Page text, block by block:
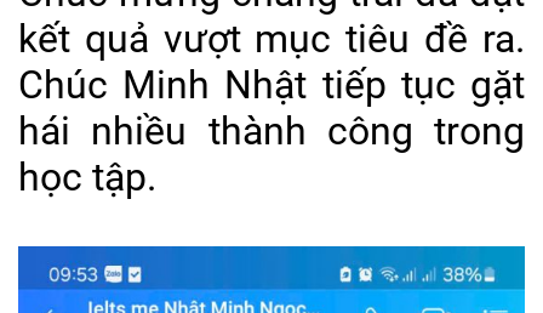
kết quả vượt mục tiêu đề ra.
Chúc Minh Nhật tiếp tục gặt
hái nhiều thành công trong
học tập.